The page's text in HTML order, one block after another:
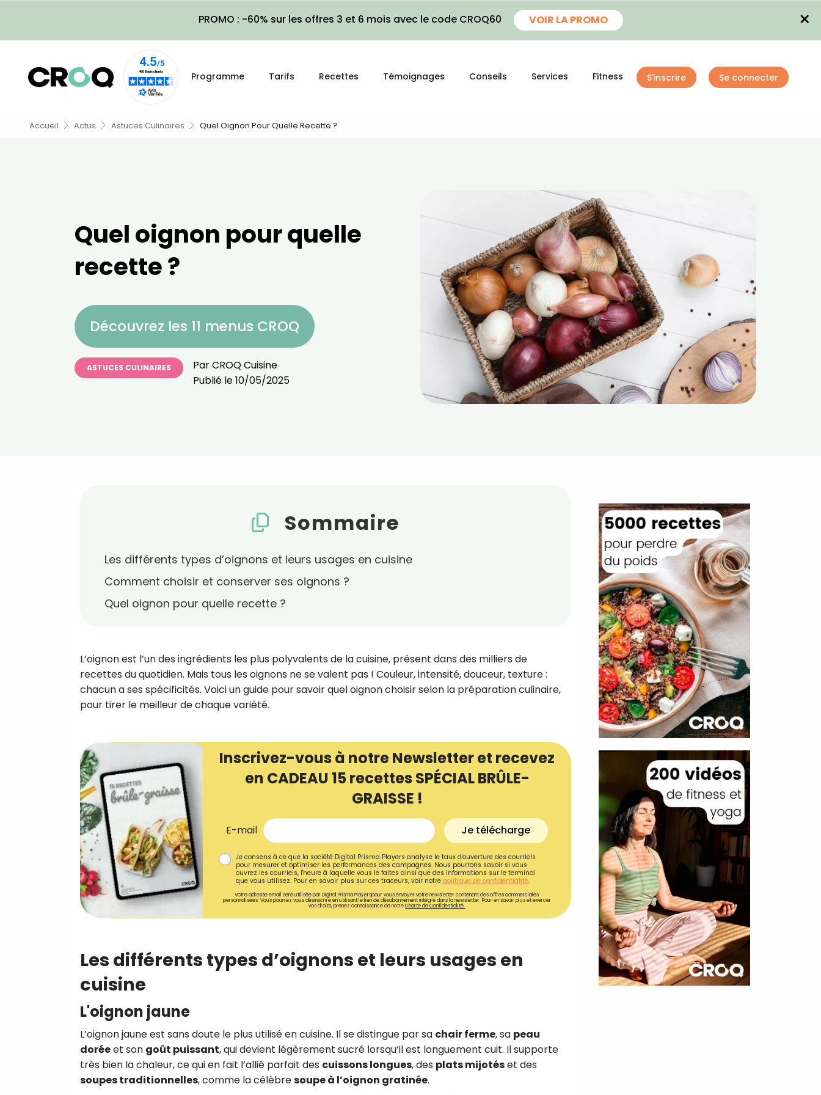
PROMO : -60% sur les offres 3 et 6 mois avec le code CROQ60 VOIR LA PROMO ×
Programme Tarifs Recettes Témoignages Conseils Services Fitness S'inscrire Se connecter
Accueil Actus Astuces Culinaires Quel Oignon Pour Quelle Recette ?
Quel oignon pour quelle
recette ?
Découvrez les 11 menus CROQ
ASTUCES CULINAIRES ParCROQ Cuisine
Publié le10/05/2025
Sommaire
Les différents types d’oignons et leurs usages en cuisine
Comment choisir et conserver ses oignons ?
Quel oignon pour quelle recette ?
L’oignon est l’un des ingrédients les plus polyvalents de la cuisine, présent dans des milliers de
recettes du quotidien. Mais tous les oignons ne se valent pas ! Couleur, intensité, douceur, texture :
chacun a ses spécificités. Voici un guide pour savoir quel oignon choisir selon la préparation culinaire,
pour tirer le meilleur de chaque variété.
Inscrivez-vous à notre Newsletter et recevez
en CADEAU 15 recettes SPÉCIAL BRÛLE-
GRAISSE !
E-mail Je télécharge
Je consens à ce que la société Digital Prisma Players analyse le taux d'ouverture des courriels
pour mesurer et optimiser les performances des campagnes. Nous pourrons savoir si vous
ouvrez les courriels, l'heure à laquelle vous le faites ainsi que des informations sur le terminal
que vous utilisez. Pour en savoir plus sur ces traceurs, voir notre politique de confidentialité.
Votre adresse email sera utilisée par Digital Prisma Playerspour vous envoyer votre newsletter contenant des offres commerciales
personnalisées. Vous pourrez vous désinscrire en utilisant le lien de désabonnement intégré dans la newsletter. Pour en savoir plus et exercer
vos droits, prenez connaissance de notreCharte de Confidentialité.
Les différents types d’oignons et leurs usages en
cuisine
L'oignon jaune
L’oignon jaune est sans doute le plus utilisé en cuisine. Il se distingue par sa chair ferme, sa peau
doréeet son goût puissant, qui devient légèrement sucré lorsqu’il est longuement cuit. Il supporte
très bien la chaleur, ce qui en fait l’allié parfait des cuissons longues, des plats mijotéset des
soupes traditionnelles, comme la célèbresoupe à l’oignon gratinée.
Recevez gratuitement 180
recettes inédites de CROQ
!